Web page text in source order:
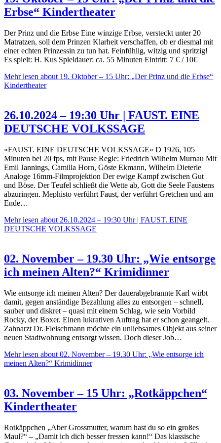
Erbse“ Kindertheater
Der Prinz und die Erbse Eine winzige Erbse, versteckt unter 20
Matratzen, soll dem Prinzen Klarheit verschaffen, ob er diesmal mit
einer echten Prinzessin zu tun hat. Feinfühlig, witzig und spritzig!
Es spielt: H. Kus Spieldauer: ca. 55 Minuten Eintritt: 7 € / 10€
Mehr lesen about 19. Oktober – 15 Uhr: „Der Prinz und die Erbse“
Kindertheater
26.10.2024 – 19:30 Uhr | FAUST. EINE
DEUTSCHE VOLKSSAGE
»FAUST. EINE DEUTSCHE VOLKSSAGE« D 1926, 105
Minuten bei 20 fps, mit Pause Regie: Friedrich Wilhelm Murnau Mit
Emil Jannings, Camilla Horn, Göste Ekmann, Wilhelm Dieterle
Analoge 16mm-Filmprojektion Der ewige Kampf zwischen Gut
und Böse. Der Teufel schließt die Wette ab, Gott die Seele Faustens
abzuringen. Mephisto verführt Faust, der verführt Gretchen und am
Ende…
Mehr lesen about 26.10.2024 – 19:30 Uhr | FAUST. EINE
DEUTSCHE VOLKSSAGE
02. November – 19.30 Uhr: „Wie entsorge
ich meinen Alten?“ Krimidinner
Wie entsorge ich meinen Alten? Der dauerabgebrannte Karl wirbt
damit, gegen anständige Bezahlung alles zu entsorgen – schnell,
sauber und diskret – quasi mit einem Schlag, wie sein Vorbild
Rocky, der Boxer. Einen lukrativen Auftrag hat er schon geangelt.
Zahnarzt Dr. Fleischmann möchte ein unliebsames Objekt aus seiner
neuen Stadtwohnung entsorgt wissen. Doch dieser Job…
Mehr lesen about 02. November – 19.30 Uhr: „Wie entsorge ich
meinen Alten?“ Krimidinner
03. November – 15 Uhr: „Rotkäppchen“
Kindertheater
Rotkäppchen „Aber Grossmutter, warum hast du so ein großes
Maul?“ – „Damit ich dich besser fressen kann!“ Das klassische